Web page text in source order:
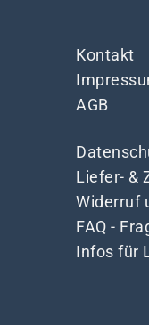
Kontakt
AGB
Liefer- &
Widerruf
FAQ -
Infos für